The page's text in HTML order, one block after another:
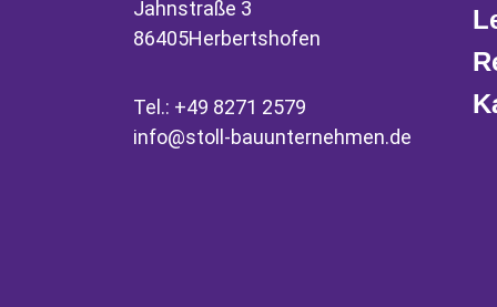
Jahnstraße 3
86405Herbertshofen
Tel.: +49 8271 2579
info@stoll-bauunternehmen.de